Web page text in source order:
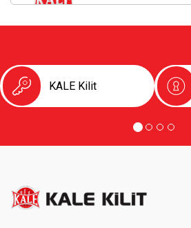
Краснодар
+7 (918) 080-11-99
ПроМаркет
Домонлок
KALE Kilit